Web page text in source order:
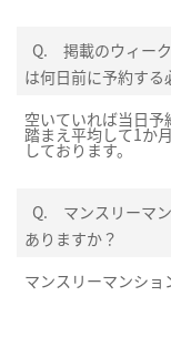
Q.
掲載のウィー
は何日前に予約する
空いていれば当日
踏まえ平均して1か
しております。
Q.
マンスリーマ
ありますか？
マンスリーマンショ